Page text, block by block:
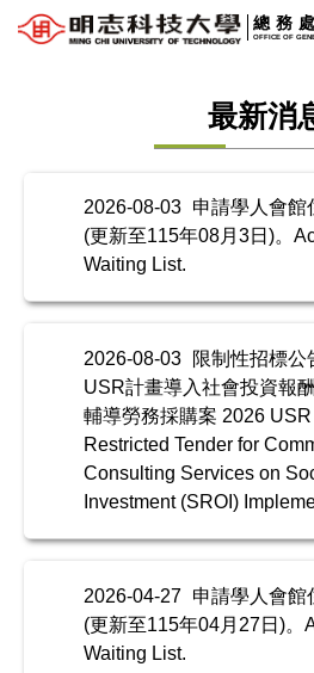
跳
總務處
OFFICE OF
最新消
2026-08-03 申請學人會館
(更新至115年08月3日)。
Waiting List.
2026-08-03
限制性招標公
USR計畫導入社會投資報
輔導勞務採購案 2026
Restricted Tender for
Consulting Services on
Investment (SROI)
2026-04-27 申請學人會館
(更新至115年04月27日)。
Waiting List.